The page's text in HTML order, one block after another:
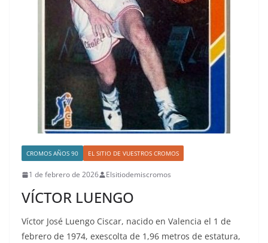
CROMOS AÑOS 90 EL SITIO DE VUESTROS CROMOS
1 de febrero de 2026 Elsitiodemiscromos
VÍCTOR LUENGO
Víctor José Luengo Ciscar, nacido en Valencia el 1 de
febrero de 1974, exescolta de 1,96 metros de estatura,